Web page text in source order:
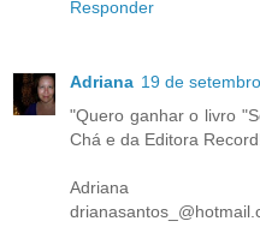
Responder
Adriana 19 de
"Quero ganhar o livro
Chá e da Editora
Adriana